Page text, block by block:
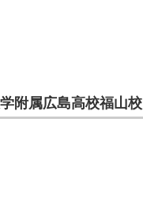
附属広島高校福山校